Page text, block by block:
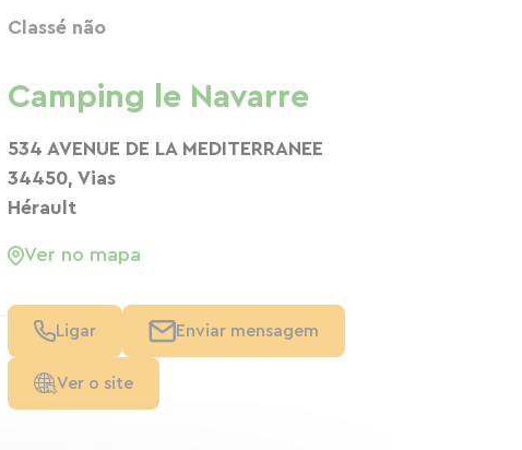
Classé não
Camping le Navarre
534 AVENUE DE LA MEDITERRANEE
34450, Vias
Hérault
Ver no mapa
Ligar Enviar mensagem
Ver o site